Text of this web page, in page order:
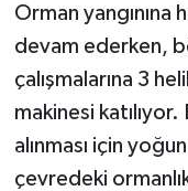
Orman yangınına
devam ederken,
çalışmalarına 3
makinesi
alınması için
çevredeki